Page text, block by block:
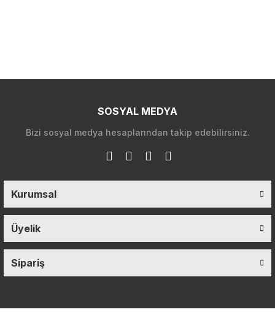
SOSYAL MEDYA
Bizi sosyal medya hesaplarından takip edebilirsiniz.
Kurumsal
Üyelik
Sipariş